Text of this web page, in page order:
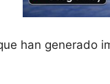
han generado